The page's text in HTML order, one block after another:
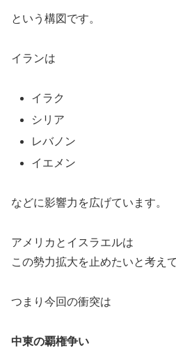
という構図です。
イランは
イラク
シリア
レバノン
イエメン
などに影響力を広げています。
アメリカとイスラエルは
この勢力拡大を止めたいと考え
つまり今回の衝突は
中東の覇権争い